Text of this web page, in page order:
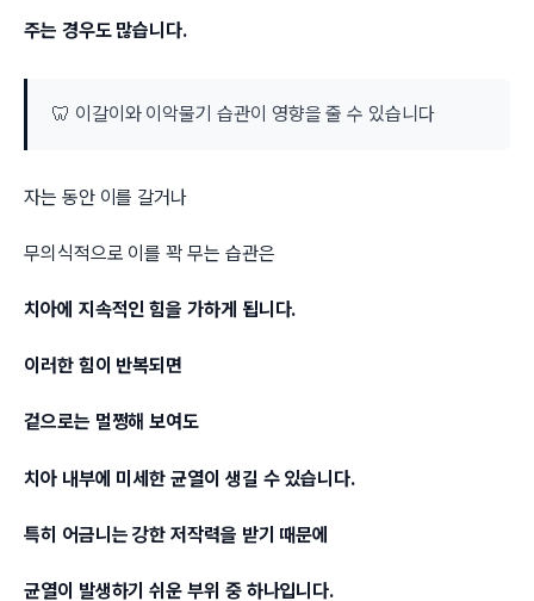
주는 경우도 많습니다.
🦷 이갈이와 이악물기 습관이 영향을 줄 수 있습니다
자는 동안 이를 갈거나
무의식적으로 이를 꽉 무는 습관은
치아에 지속적인 힘을 가하게 됩니다.
이러한 힘이 반복되면
겉으로는 멀쩡해 보여도
치아 내부에 미세한 균열이 생길 수 있습니다.
특히 어금니는 강한 저작력을 받기 때문에
균열이 발생하기 쉬운 부위 중 하나입니다.